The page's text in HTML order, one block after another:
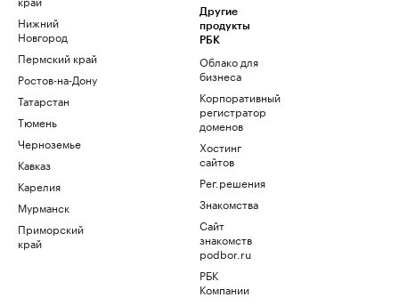
Нижний
Новгород
Пермский край
Ростов-на-Дону
Татарстан
Тюмень
Черноземье
Кавказ
Карелия
Мурманск
Приморский
край
Другие
продукты
РБК
Облако для
бизнеса
Корпоративный
регистратор
доменов
Хостинг
сайтов
Рег.решения
Знакомства
Сайт
знакомств
podbor.ru
РБК
Компании